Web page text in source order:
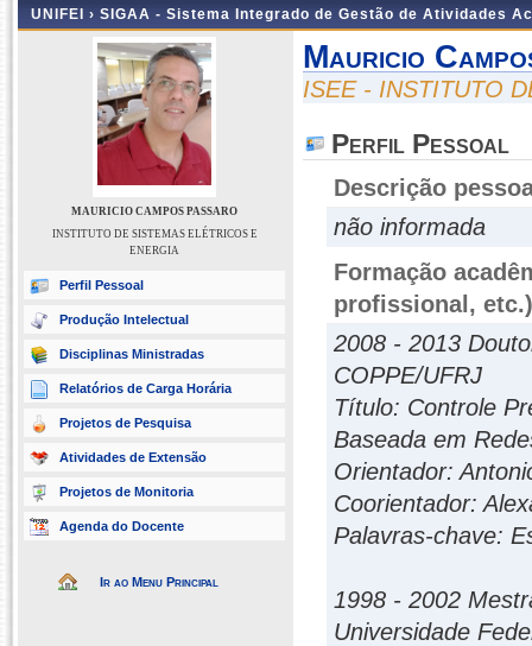
UNIFEI › SIGAA - Sistema Integrado de Gestão de Atividades
MAURICIO CAMPOS PASSARO
INSTITUTO DE SISTEMAS ELÉTRICOS E
ENERGIA
Perfil Pessoal
Produção Intelectual
Disciplinas Ministradas
Relatórios de Carga Horária
Projetos de Pesquisa
Atividades de Extensão
Projetos de Monitoria
Agenda do Docente
Ir ao Menu Principal
Mauricio
ISEE - INSTITUTO
Perfil Pessoal
Descrição
não informada
Formação
profissional, etc.)
2008 - 2013
COPPE/UFRJ
Título: Controle
Baseada em
Orientador:
Coorientador:
Palavras-chave:
1998 - 2002
Universidade